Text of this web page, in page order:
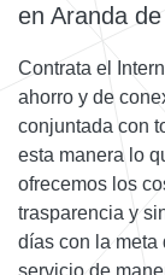
en Aranda
Contrata el
ahorro y de
conjuntada con
esta manera lo
ofrecemos los
trasparencia y
días con la meta
servicio de